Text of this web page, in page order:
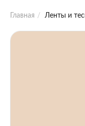
Главная Ленты и